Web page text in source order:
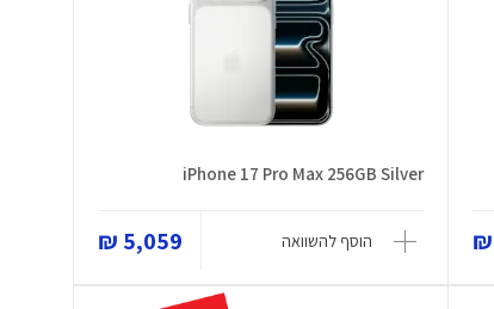
iPhone 17 Pro Max 256GB Silver
הוסף להשוואה 5,059 ₪